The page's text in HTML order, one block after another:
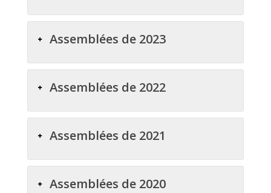
Assemblées de 2023
Assemblées de 2022
Assemblées de 2021
Assemblées de 2020